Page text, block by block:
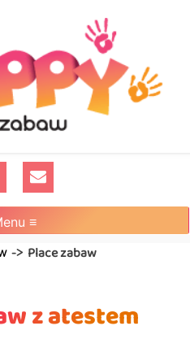
≡
-> Place zabaw
z atestem